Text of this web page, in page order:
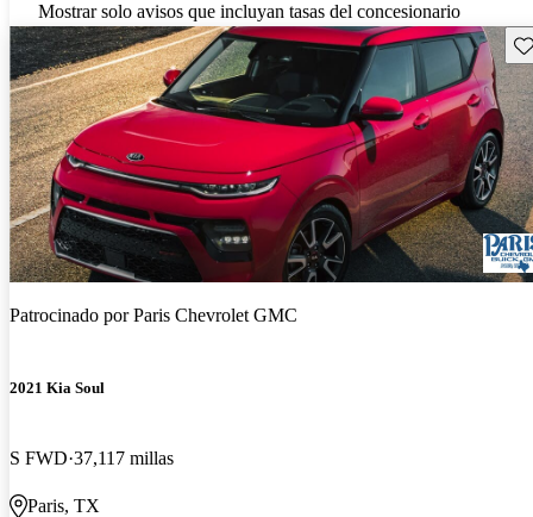
Mostrar solo avisos que incluyan tasas del concesionario
Patrocinado porParis Chevrolet GMC
2021 Kia Soul
S FWD 37,117 millas
Paris, TX